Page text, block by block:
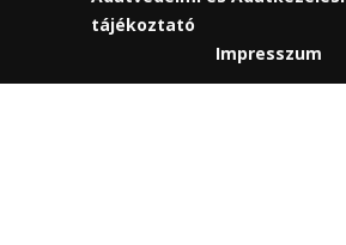
tájékoztató
Impresszum